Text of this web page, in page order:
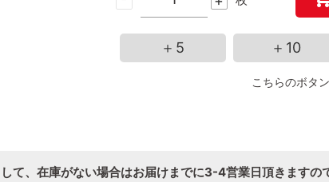
＋5 ＋10
こちらのボタ
て、在庫がない場合はお届けまでに3-4営業日頂きますの